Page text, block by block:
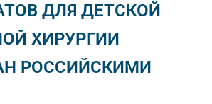
ДЛЯ ДЕТСКОЙ
ХИРУРГИИ
РОССИЙСКИМИ